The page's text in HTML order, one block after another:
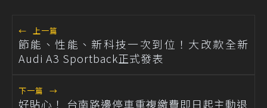
← 上一篇
節能、性能、新科技一次到位！大改款全新
Audi A3 Sportback正式發表
下一篇 →
好貼心！ 台南路邊停車重複繳費即日起主動退